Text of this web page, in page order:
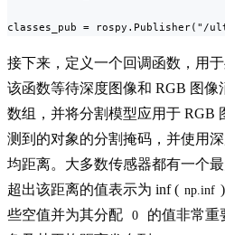
classes_pub = rospy.Publisher("/
接下来，定义一个回调函数，用
该函数等待深度图像和 RGB 图像
数组，并将分割模型应用于 RGB
测到的对象的分割掩码，并使用
均距离。大多数传感器都有一个
超出该距离的值表示为 inf ( np.inf
些空值并为其分配
0
的值非常重